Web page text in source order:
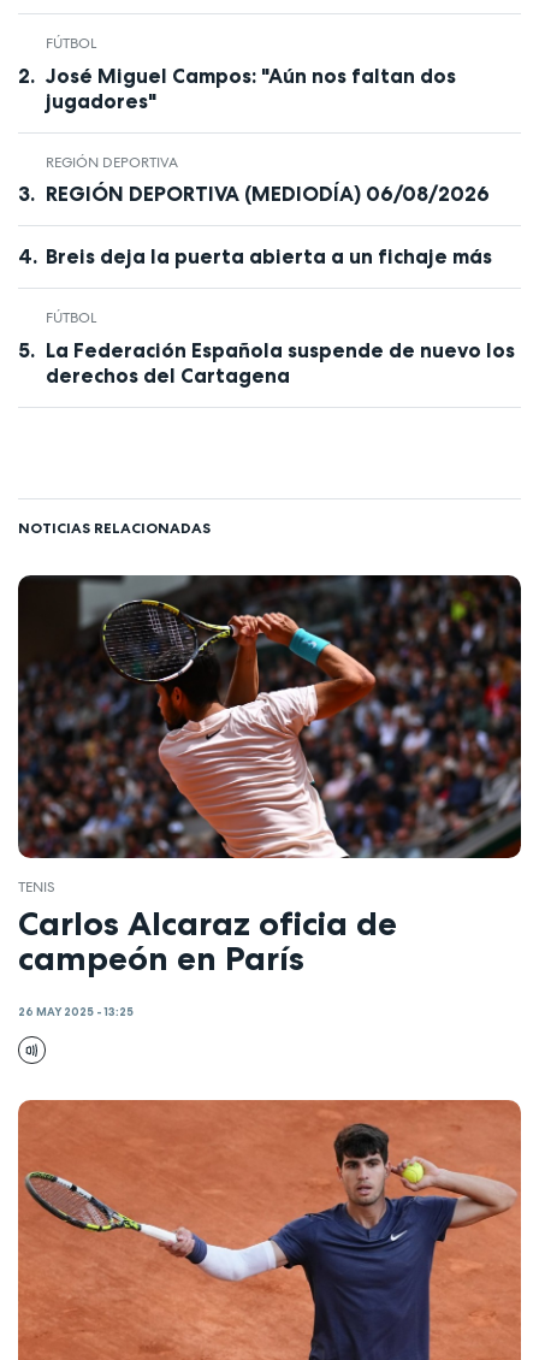
FÚTBOL
José Miguel Campos: "Aún nos faltan dos
jugadores"
REGIÓN DEPORTIVA
REGIÓN DEPORTIVA (MEDIODÍA) 06/08/2026
Breis deja la puerta abierta a un fichaje más
FÚTBOL
La Federación Española suspende de nuevo los
derechos del Cartagena
NOTICIAS RELACIONADAS
TENIS
Carlos Alcaraz oficia de
campeón en París
26 MAY 2025 - 13:25